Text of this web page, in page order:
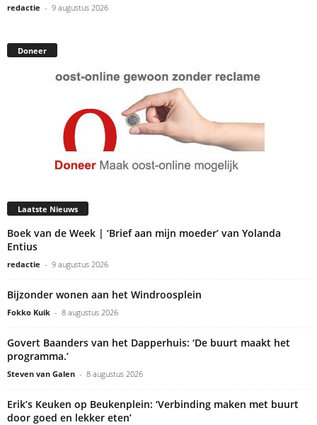
redactie - 9 augustus 2026
Doneer
Laatste Nieuws
Boek van de Week | ‘Brief aan mijn moeder’ van Yolanda
Entius
redactie - 9 augustus 2026
Bijzonder wonen aan het Windroosplein
Fokko Kuik - 8 augustus 2026
Govert Baanders van het Dapperhuis: ‘De buurt maakt het
programma.’
Steven van Galen - 8 augustus 2026
Erik’s Keuken op Beukenplein: ‘Verbinding maken met buurt
door goed en lekker eten’